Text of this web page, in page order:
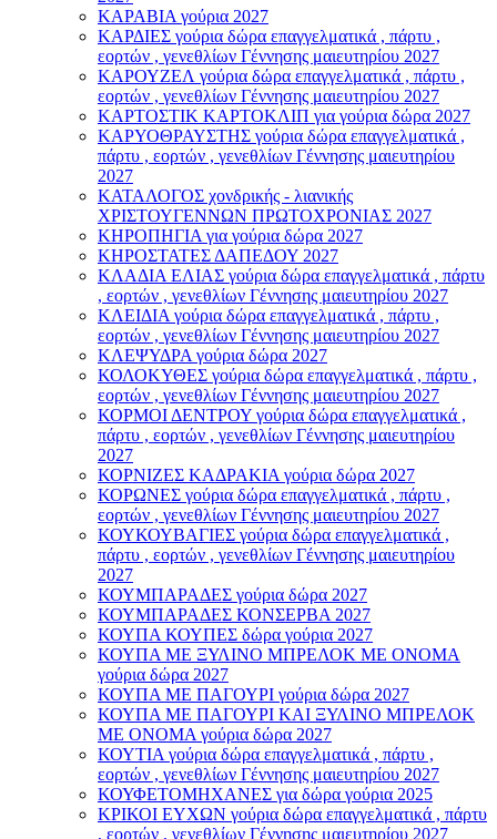
ΚΑΡΑΒΙΑ γούρια 2027
ΚΑΡΔΙΕΣ γούρια δώρα επαγγελματικά , πάρτυ ,
εορτών , γενεθλίων Γέννησης μαιευτηρίου 2027
ΚΑΡΟΥΖΕΛ γούρια δώρα επαγγελματικά , πάρτυ ,
εορτών , γενεθλίων Γέννησης μαιευτηρίου 2027
ΚΑΡΤΟΣΤΙΚ ΚΑΡΤΟΚΛΙΠ για γούρια δώρα 2027
ΚΑΡΥΟΘΡΑΥΣΤΗΣ γούρια δώρα επαγγελματικά ,
πάρτυ , εορτών , γενεθλίων Γέννησης μαιευτηρίου
2027
ΚΑΤΑΛΟΓΟΣ χονδρικής - λιανικής
ΧΡΙΣΤΟΥΓΕΝΝΩΝ ΠΡΩΤΟΧΡΟΝΙΑΣ 2027
ΚΗΡΟΠΗΓΙΑ για γούρια δώρα 2027
ΚΗΡΟΣΤΑΤΕΣ ΔΑΠΕΔΟΥ 2027
ΚΛΑΔΙΑ ΕΛΙΑΣ γούρια δώρα επαγγελματικά , πάρτυ
, εορτών , γενεθλίων Γέννησης μαιευτηρίου 2027
ΚΛΕΙΔΙΑ γούρια δώρα επαγγελματικά , πάρτυ ,
εορτών , γενεθλίων Γέννησης μαιευτηρίου 2027
ΚΛΕΨΥΔΡΑ γούρια δώρα 2027
ΚΟΛΟΚΥΘΕΣ γούρια δώρα επαγγελματικά , πάρτυ ,
εορτών , γενεθλίων Γέννησης μαιευτηρίου 2027
ΚΟΡΜΟΙ ΔΕΝΤΡΟΥ γούρια δώρα επαγγελματικά ,
πάρτυ , εορτών , γενεθλίων Γέννησης μαιευτηρίου
2027
ΚΟΡΝΙΖΕΣ ΚΑΔΡΑΚΙΑ γούρια δώρα 2027
ΚΟΡΩΝΕΣ γούρια δώρα επαγγελματικά , πάρτυ ,
εορτών , γενεθλίων Γέννησης μαιευτηρίου 2027
ΚΟΥΚΟΥΒΑΓΙΕΣ γούρια δώρα επαγγελματικά ,
πάρτυ , εορτών , γενεθλίων Γέννησης μαιευτηρίου
2027
ΚΟΥΜΠΑΡΑΔΕΣ γούρια δώρα 2027
ΚΟΥΜΠΑΡΑΔΕΣ ΚΟΝΣΕΡΒΑ 2027
ΚΟΥΠΑ ΚΟΥΠΕΣ δώρα γούρια 2027
ΚΟΥΠΑ ΜΕ ΞΥΛΙΝΟ ΜΠΡΕΛΟΚ ΜΕ ΟΝΟΜΑ
γούρια δώρα 2027
ΚΟΥΠΑ ΜΕ ΠΑΓΟΥΡΙ γούρια δώρα 2027
ΚΟΥΠΑ ΜΕ ΠΑΓΟΥΡΙ ΚΑΙ ΞΥΛΙΝΟ ΜΠΡΕΛΟΚ
ΜΕ ΟΝΟΜΑ γούρια δώρα 2027
ΚΟΥΤΙΑ γούρια δώρα επαγγελματικά , πάρτυ ,
εορτών , γενεθλίων Γέννησης μαιευτηρίου 2027
ΚΟΥΦΕΤΟΜΗΧΑΝΕΣ για δώρα γούρια 2025
ΚΡΙΚΟΙ ΕΥΧΩΝ γούρια δώρα επαγγελματικά , πάρτυ
, εορτών , γενεθλίων Γέννησης μαιευτηρίου 2027